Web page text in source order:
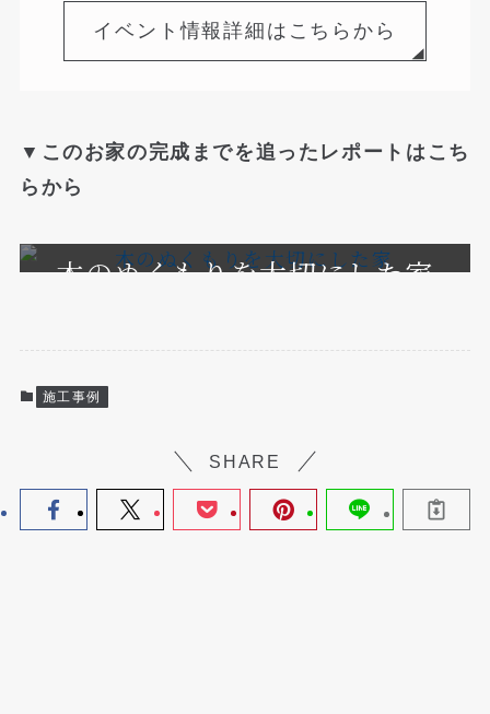
イベント情報詳細はこちらから
▼このお家の完成までを追ったレポートはこち
らから
木のぬくもりを大切にした家
施工事例
SHARE